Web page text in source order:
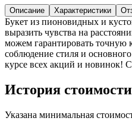
Описание Характеристики
Букет из пионовидных и
выразить чувства на
можем гарантировать точную
соблюдение стиля и
курсе всех акций и новинок!
История
Указана минимальная